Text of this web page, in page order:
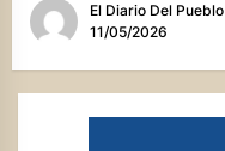
El Diario Del Pueblo
11/05/2026